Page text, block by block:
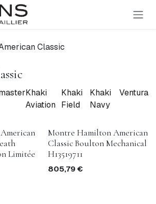
Classic
Khaki
Aviation
Khaki
Field
Khaki
Navy
Ventura
Limitée
Montre Hamilton American
Classic Boulton Mechanical
H13519711
805,79€